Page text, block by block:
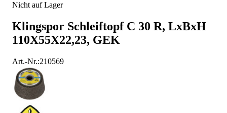
Nicht auf Lager
Klingspor Schleiftopf C 30 R, LxBxH
110X55X22,23, GEK
Art.-Nr.:210569